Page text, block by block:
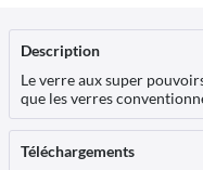
Description
Le verre aux super
que les verres
Téléchargements